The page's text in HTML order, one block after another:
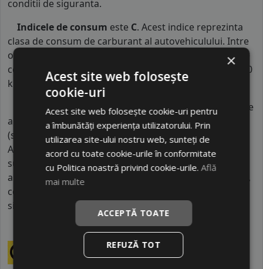
conditii de siguranta.
Indicele de consum este C. Acest indice reprezinta
clasa de consum de carburant al autovehiculului. Intre
o anvelopa cu clasa B si o alta din clasa C, consumul de
combustibil creste cu aproximativ 1 litru la fiecare 1000
km parcursi.
Indicele de aderentaal anvelopei esteC. Acest tip de
anvelope va avea o distanta de franare pe carosabil ud
(strat de apa intre 0.5 mm si 1.5 mm) cu 4 anvelope cu
ABS ruland cu 80 km/h, mai mare decat clasele
superioare. Intre o anvelopa din clasa de franare C si
alta din clasa E este o diferenta de aproximativ 9 metri,
contribuind astfel, la o siguranta mai mare a soferului
si participantilor din trafic.
×
Acest site web folosește
cookie-uri
Acest site web folosește cookie-uri pentru
a îmbunătăți experiența utilizatorului. Prin
utilizarea site-ului nostru web, sunteți de
acord cu toate cookie-urile în conformitate
cu Politica noastră privind cookie-urile.Află
mai multe
ACCEPTĂ TOATE
REFUZĂ TOT